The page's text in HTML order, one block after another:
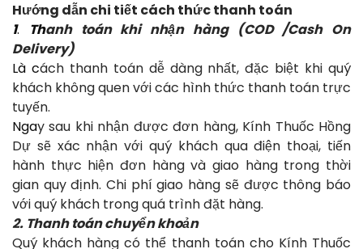
Hướng dẫn chi tiết cách thức thanh toán
1. Thanh toán khi nhận hàng (COD /Cash On
Delivery)
Là cách thanh toán dễ dàng nhất, đặc biệt khi quý
khách không quen với các hình thức thanh toán trực
tuyến.
Ngay sau khi nhận được đơn hàng, Kính Thuốc Hồng
Dự sẽ xác nhận với quý khách qua điện thoại, tiến
hành thực hiện đơn hàng và giao hàng trong thời
gian quy định. Chi phí giao hàng sẽ được thông báo
với quý khách trong quá trình đặt hàng.
2. Thanh toán chuyển khoản
Quý khách hàng có thể thanh toán cho Kính Thuốc